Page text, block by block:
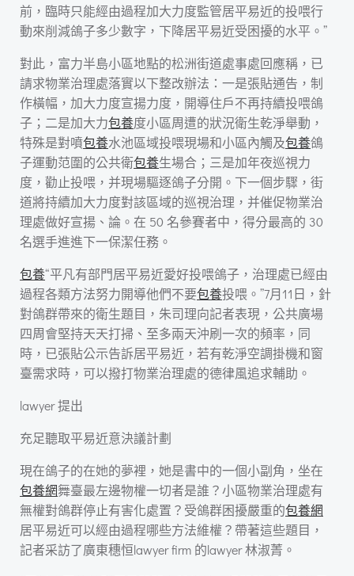
前，臨時只能經由過程加大力度監管居平易近的投喂行
動來削減鴿子多少數字，下降居平易近受困擾的水平。”
對此，富力半島小區地點的松洲街道處事處回應稱，已
請求物業治理處落實以下整改辦法：一是張貼通告，制
作橫幅，加大力度宣揚力度，開導住戶不再持續投喂鴿
子；二是加大力包養度小區周遭的狀況衛生乾淨舉動，
特殊是對噴包養水池區域投喂現場和小區內觸及包養鴿
子運動范圍的公共衛包養生場合；三是加年夜巡視力
度，勸止投喂，并現場驅逐鴿子分開。下一個步驟，街
道將持續加大力度對該區域的巡視治理，并催促物業治
理處做好宣揚、論。在 50 名參賽者中，得分最高的 30
名選手進進下一保潔任務。
包養“平凡有部門居平易近愛好投喂鴿子，治理處已經由
過程各類方法努力開導他們不要包養投喂。”7月11日，針
對鴿群帶來的衛生題目，朱司理向記者表現，公共廣場
四周會堅持天天打掃、至多兩天沖刷一次的頻率，同
時，已張貼公示告訴居平易近，若有乾淨空調掛機和窗
臺需求時，可以撥打物業治理處的德律風追求輔助。
lawyer 提出
充足聽取平易近意決議計劃
現在鴿子的在她的夢裡，她是書中的一個小副角，坐在
包養網舞臺最左邊物權一切者是誰？小區物業治理處有
無權對鴿群停止有害化處置？受鴿群困擾嚴重的包養網
居平易近可以經由過程哪些方法維權？帶著這些題目，
記者采訪了廣東穗恒lawyer firm 的lawyer 林淑菁。